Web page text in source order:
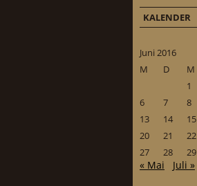
KALENDER
Juni 2016
M
D M
1
6
7 8
13
14 15
20
21 22
27
28 29
« Mai Juli »